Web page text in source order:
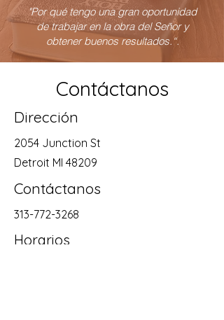
"Por qué tengo una gran oportunidad
de trabajar en la obra del Señor y
obtener buenos resultados.“.
Contáctanos
Dirección
2054 Junction St
Detroit MI 48209
Contáctanos
313-772-3268
Horarios